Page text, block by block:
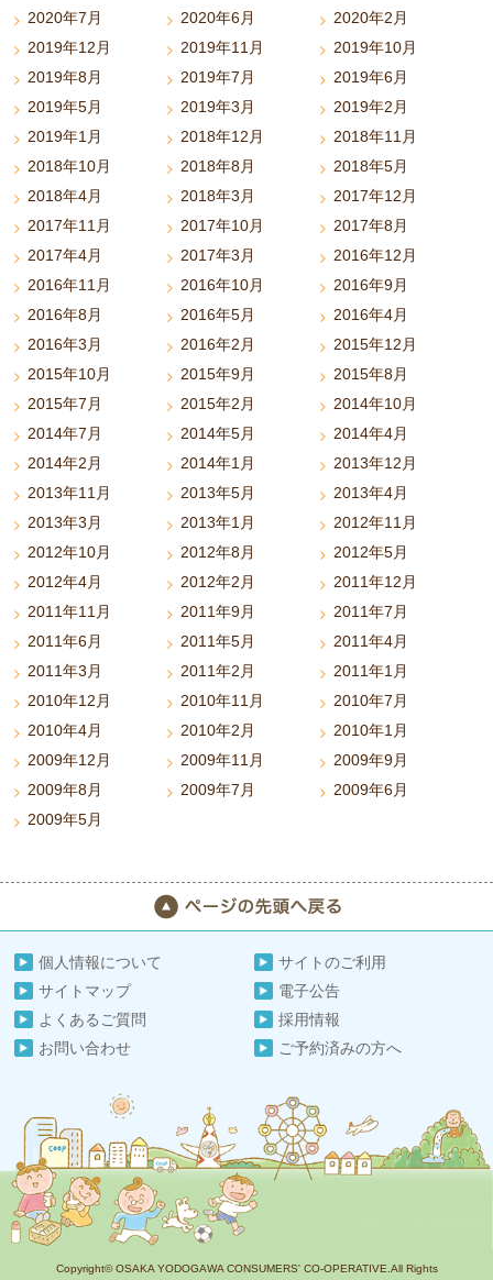
2020年7月
2020年6月
2020年2月
2019年12月
2019年11月
2019年10月
2019年8月
2019年7月
2019年6月
2019年5月
2019年3月
2019年2月
2019年1月
2018年12月
2018年11月
2018年10月
2018年8月
2018年5月
2018年4月
2018年3月
2017年12月
2017年11月
2017年10月
2017年8月
2017年4月
2017年3月
2016年12月
2016年11月
2016年10月
2016年9月
2016年8月
2016年5月
2016年4月
2016年3月
2016年2月
2015年12月
2015年10月
2015年9月
2015年8月
2015年7月
2015年2月
2014年10月
2014年7月
2014年5月
2014年4月
2014年2月
2014年1月
2013年12月
2013年11月
2013年5月
2013年4月
2013年3月
2013年1月
2012年11月
2012年10月
2012年8月
2012年5月
2012年4月
2012年2月
2011年12月
2011年11月
2011年9月
2011年7月
2011年6月
2011年5月
2011年4月
2011年3月
2011年2月
2011年1月
2010年12月
2010年11月
2010年7月
2010年4月
2010年2月
2010年1月
2009年12月
2009年11月
2009年9月
2009年8月
2009年7月
2009年6月
2009年5月
個人情報について
サイトのご利用
サイトマップ
電子公告
よくあるご質問
採用情報
お問い合わせ
ご予約済みの方へ
Copyright© OSAKA YODOGAWA CONSUMERS' CO-OPERATIVE.All Rights